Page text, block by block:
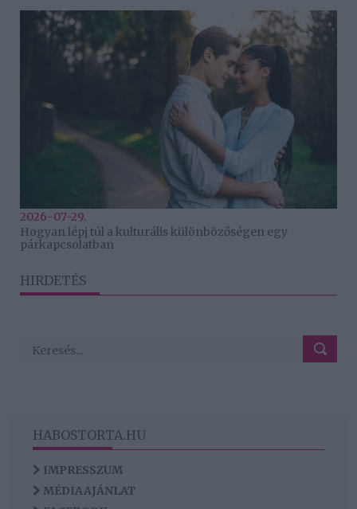
2026-07-29.
Hogyan lépj túl a kulturális különbözőségen egy
párkapcsolatban
HIRDETÉS
HABOSTORTA.HU
IMPRESSZUM
MÉDIAAJÁNLAT